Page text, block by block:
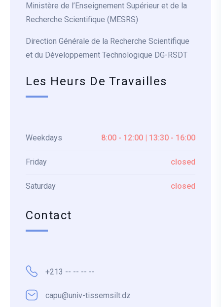
Ministère de l’Enseignement Supérieur et de la
Recherche Scientifique (MESRS)
Direction Générale de la Recherche Scientifique
et du Développement Technologique DG-RSDT
Les Heurs De Travailles
Weekdays 8:00 - 12:00 | 13:30 - 16:00
Friday closed
Saturday closed
Contact
+213 -- -- -- --
capu@univ-tissemsilt.dz